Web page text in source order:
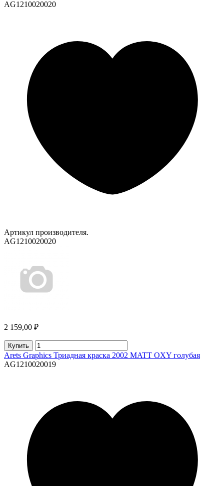
AG1210020020
Артикул производителя.
AG1210020020
2 159,00 ₽
Купить
Arets Graphics Триадная краска 2002 MATT OXY голубая
AG1210020019